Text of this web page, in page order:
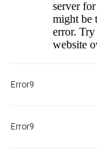
Error9
Error9